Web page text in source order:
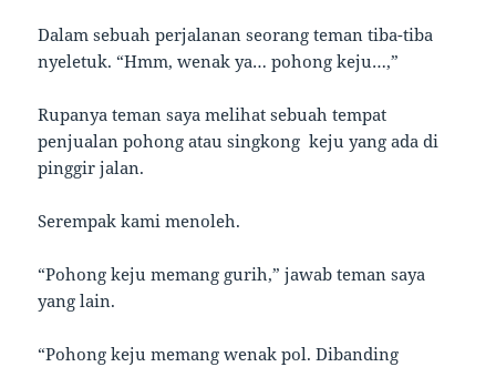
Dalam sebuah perjalanan seorang teman tiba-tiba
nyeletuk. “Hmm, wenak ya… pohong keju…,”
Rupanya teman saya melihat sebuah tempat
penjualan pohong atau singkong keju yang ada di
pinggir jalan.
Serempak kami menoleh.
“Pohong keju memang gurih,” jawab teman saya
yang lain.
“Pohong keju memang wenak pol. Dibanding